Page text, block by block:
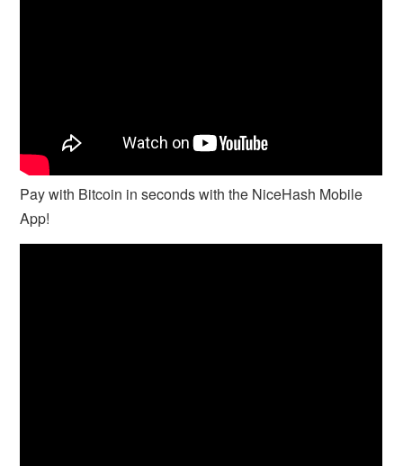
Pay with Bitcoin in seconds with the NiceHash Mobile
App!